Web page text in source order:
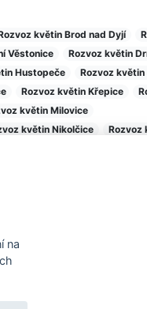
květin Brod nad Dyjí
Věstonice
Rozvoz květin
Hustopeče
Rozvoz
Rozvoz květin Křepice
květin Milovice
květin Nikolčice
Rozvoz
na